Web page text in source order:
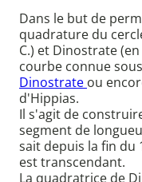
Dans le but de
quadrature du
C.) et Dinostrate
courbe connue
Dinostrate ou
d'Hippias.
Il s'agit de
segment de
sait depuis la fin du
est transcendant.
La quadratrice de